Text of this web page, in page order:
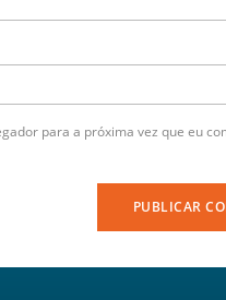
para a próxima vez que eu